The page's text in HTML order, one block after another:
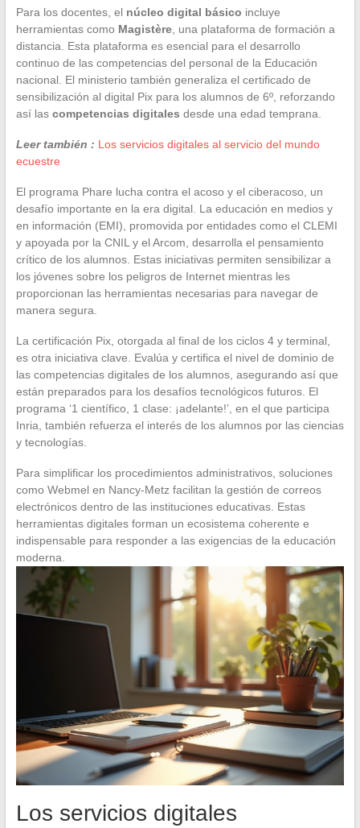
Para los docentes, el núcleo digital básico incluye
herramientas como Magistère, una plataforma de formación a
distancia. Esta plataforma es esencial para el desarrollo
continuo de las competencias del personal de la Educación
nacional. El ministerio también generaliza el certificado de
sensibilización al digital Pix para los alumnos de 6º, reforzando
así las competencias digitales desde una edad temprana.
Leer también : Los servicios digitales al servicio del mundo
ecuestre
El programa Phare lucha contra el acoso y el ciberacoso, un
desafío importante en la era digital. La educación en medios y
en información (EMI), promovida por entidades como el CLEMI
y apoyada por la CNIL y el Arcom, desarrolla el pensamiento
crítico de los alumnos. Estas iniciativas permiten sensibilizar a
los jóvenes sobre los peligros de Internet mientras les
proporcionan las herramientas necesarias para navegar de
manera segura.
La certificación Pix, otorgada al final de los ciclos 4 y terminal,
es otra iniciativa clave. Evalúa y certifica el nivel de dominio de
las competencias digitales de los alumnos, asegurando así que
están preparados para los desafíos tecnológicos futuros. El
programa ‘1 científico, 1 clase: ¡adelante!’, en el que participa
Inria, también refuerza el interés de los alumnos por las ciencias
y tecnologías.
Para simplificar los procedimientos administrativos, soluciones
como Webmel en Nancy-Metz facilitan la gestión de correos
electrónicos dentro de las instituciones educativas. Estas
herramientas digitales forman un ecosistema coherente e
indispensable para responder a las exigencias de la educación
moderna.
Los servicios digitales